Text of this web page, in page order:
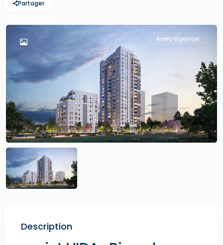
Partager
Avec agence
Description